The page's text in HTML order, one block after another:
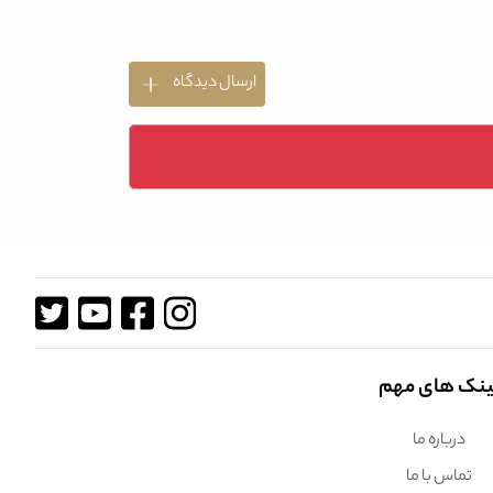
ارسال دیدگاه
های مهم
درباره ما
تماس با ما